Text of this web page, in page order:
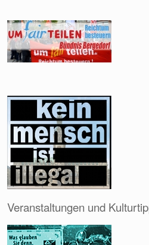
Veranstaltungen und